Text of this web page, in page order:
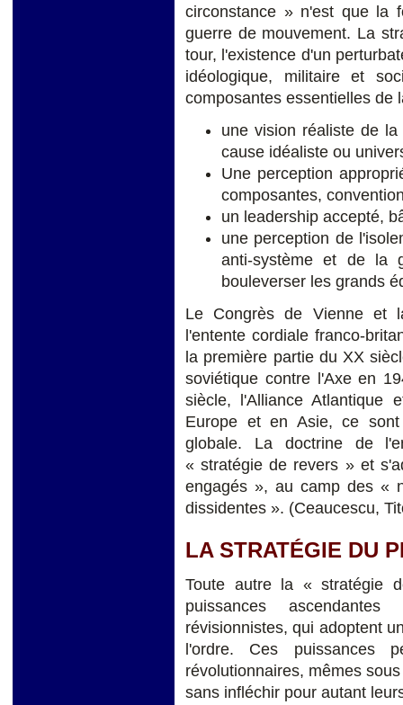
circonstance » n'est que la
guerre de mouvement. La
tour, l'existence d'un
idéologique, militaire et
composantes essentielles de
une vision réaliste de
cause idéaliste ou
Une perception
composantes,
un leadership accepté,
une perception de
anti-système et de la
bouleverser les grands
Le Congrès de Vienne et
l'entente cordiale franco-
la première partie du XX
soviétique contre l'Axe en
siècle, l'Alliance Atlantique
Europe et en Asie, ce
globale. La doctrine de
« stratégie de revers » et
engagés », au camp des «
dissidentes ». (Ceaucescu,
LA STRATÉGIE DU
Toute autre la « stratégie
puissances
révisionnistes, qui adoptent
l'ordre. Ces puissances
révolutionnaires, mêmes
sans infléchir pour autant